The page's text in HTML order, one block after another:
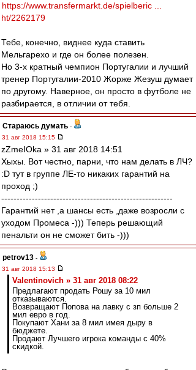
https://www.transfermarkt.de/spielberic ...
ht/2262179
Тебе, конечно, виднее куда ставить
Мельгарехо и где он более полезен.
Но 3-х кратный чемпион Португалии и лучший
тренер Португалии-2010 Жорже Жезуш думает
по другому. Наверное, он просто в футболе не
разбирается, в отличии от тебя.
Стараюсь думать -
31 авг 2018 15:15
zZmeIOka » 31 авг 2018 14:51
Хыхы. Вот честно, парни, что нам делать в ЛЧ?
:D тут в группе ЛЕ-то никаких гарантий на
проход ;)
--------------------------------------------------------
Гарантий нет ,а шансы есть ,даже возросли с
уходом Промеса -))) Теперь решающий
пенальти он не сможет бить -)))
petrov13 -
31 авг 2018 15:13
Valentinovich » 31 авг 2018 08:22
Предлагают продать Рошу за 10 мил
отказываются.
Возвращают Попова на лавку с зп больше 2
мил евро в год.
Покупают Хани за 8 мил имея дыру в
бюджете.
Продают Лучшего игрока команды с 40%
скидкой.